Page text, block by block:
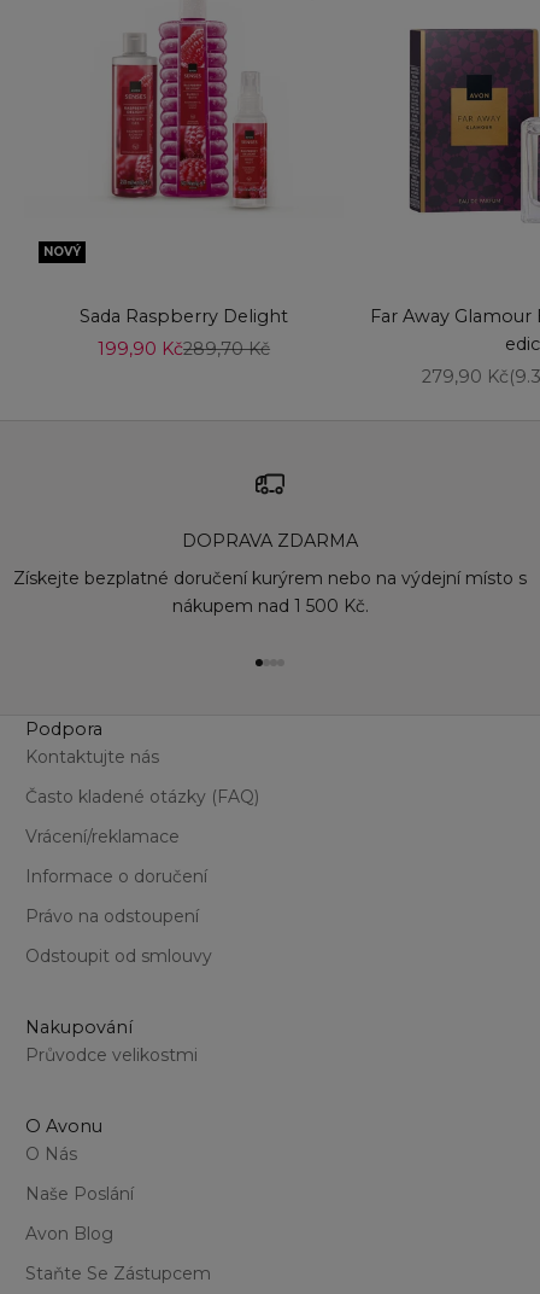
NOVÝ
Sada Raspberry Delight
Prodejní cena
199,90 KčBěžná cena
289,70 Kč
Far Away
Prodejní
279,90 Kč
DOPRAVA ZDARMA
Získejte bezplatné doručení kurýrem nebo na výdejní místo s
nákupem nad 1 500 Kč.
Přejít na položku 1
Přejít na položku 2
Podpora
Kontaktujte nás
Často kladené otázky (FAQ)
Vrácení/reklamace
Informace o doručení
Právo na odstoupení
Odstoupit od smlouvy
Nakupování
Průvodce velikostmi
O Avonu
O Nás
Naše Poslání
Avon Blog
Staňte Se Zástupcem